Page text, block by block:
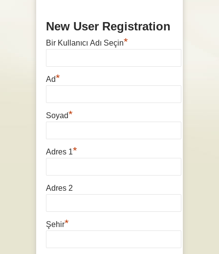
New User Registration
Bir Kullanıcı Adı Seçin*
Ad*
Soyad*
Adres 1*
Adres 2
Şehir*